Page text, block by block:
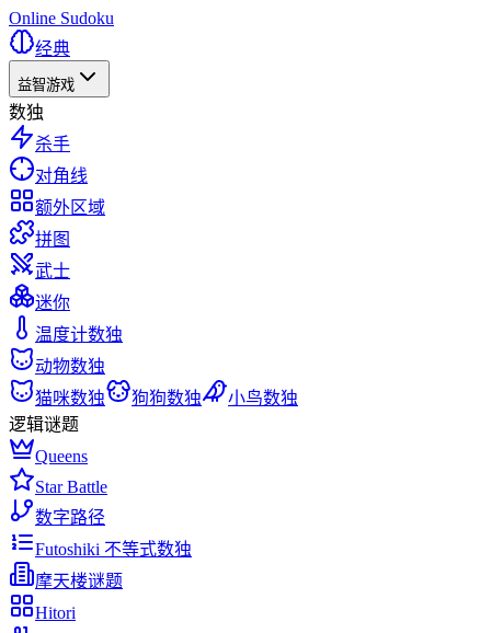
Online Sudoku
经典
益智游戏
数独
杀手
对角线
额外区域
拼图
武士
迷你
温度计数独
动物数独
猫咪数独
狗狗数独
小鸟数独
逻辑谜题
Queens
Star Battle
数字路径
Futoshiki 不等式数独
摩天楼谜题
Hitori